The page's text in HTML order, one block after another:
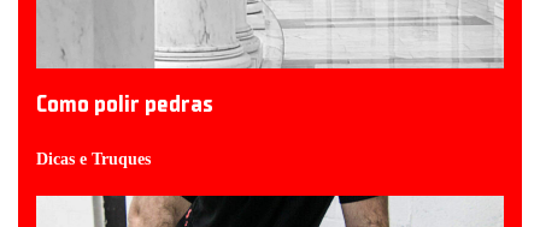
Como polir pedras
Dicas e Truques